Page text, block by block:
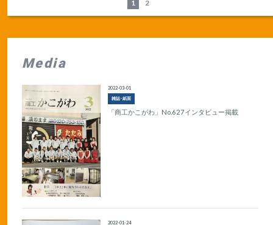
1 2
Media
雑誌･紙面
2022-03-01
「商工かこがわ」No.627インタビュー掲載
2022-01-24